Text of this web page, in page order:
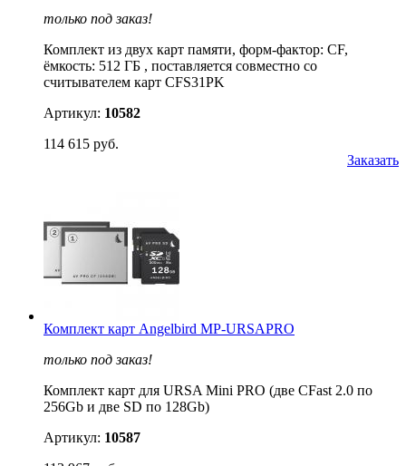
только под заказ!
Комплект из двух карт памяти, форм-фактор: CF,
ёмкость: 512 ГБ , поставляется совместно со
считывателем карт CFS31PK
Артикул: 10582
114 615 руб.
Заказать
Комплект карт Angelbird MP-URSAPRO
только под заказ!
Комплект карт для URSA Mini PRO (две CFast 2.0 по
256Gb и две SD по 128Gb)
Артикул: 10587